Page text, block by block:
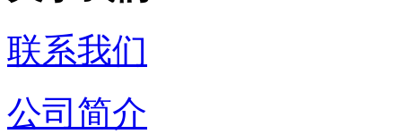
联系我们
公司简介